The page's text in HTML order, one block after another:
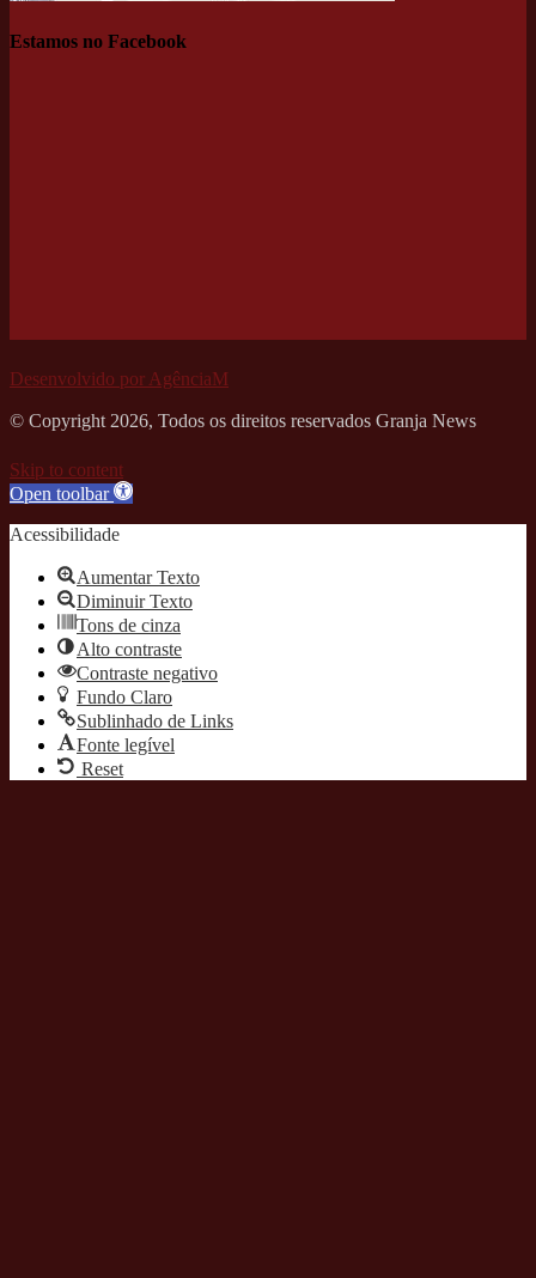
Estamos no Facebook
Desenvolvido por AgênciaM
© Copyright 2026, Todos os direitos reservados Granja News
Skip to content
Open toolbar
Acessibilidade
Aumentar Texto
Diminuir Texto
Tons de cinza
Alto contraste
Contraste negativo
Fundo Claro
Sublinhado de Links
Fonte legível
Reset